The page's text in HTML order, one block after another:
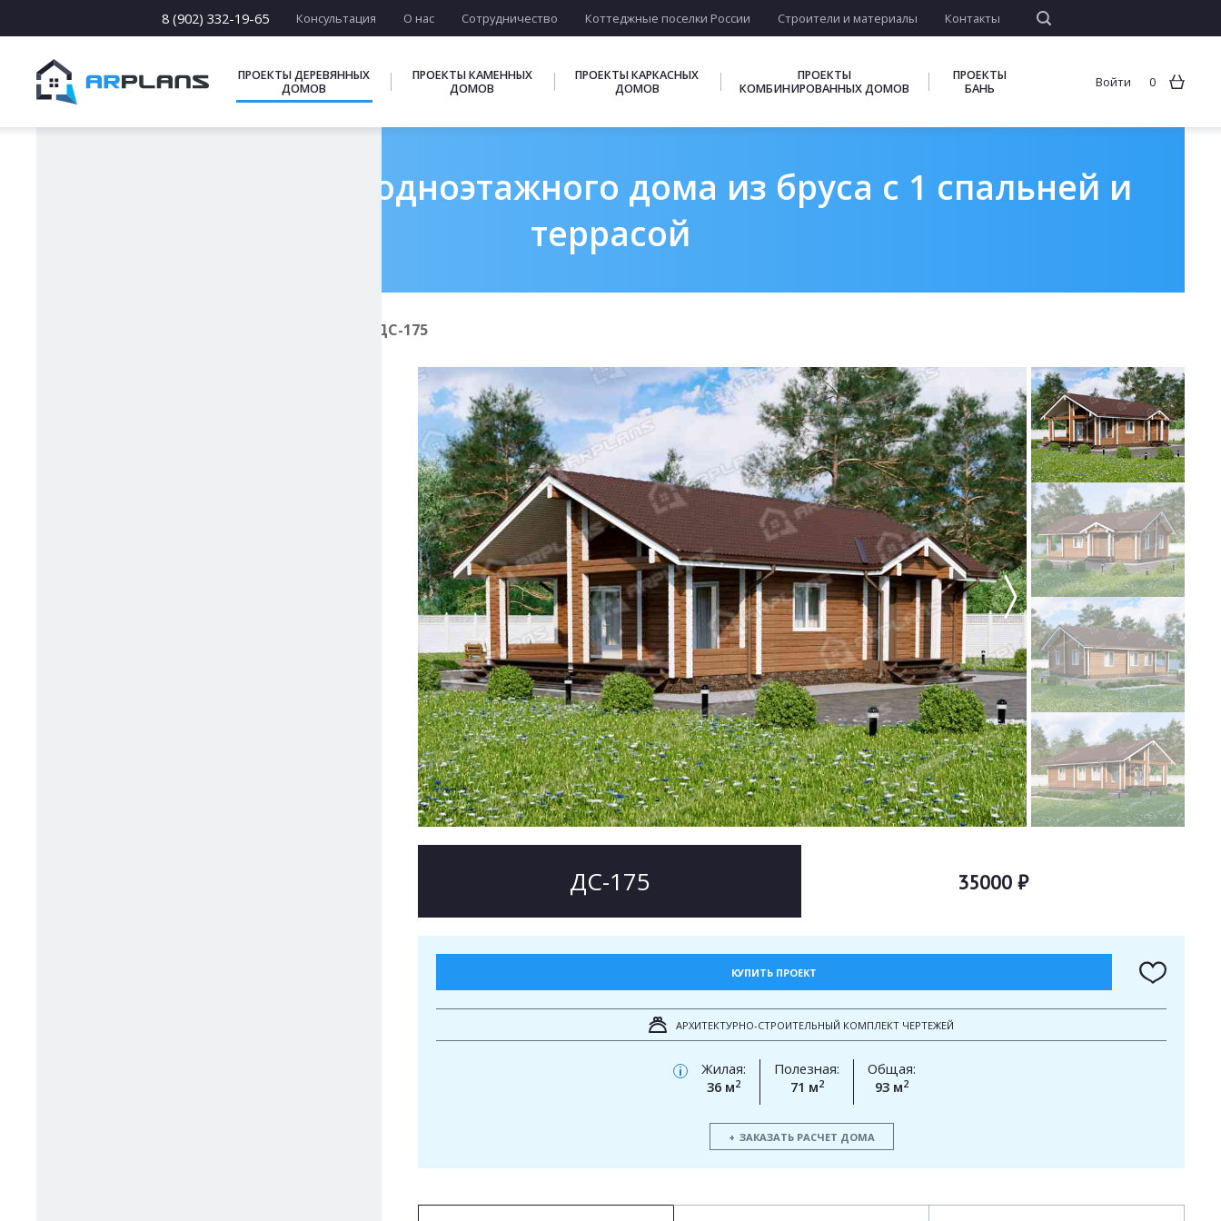
8 (902) 332-19-65 Консультация О нас Сотрудничество Коттеджные поселки России Строители и материалы Контакты
ПРОЕКТЫ ДЕРЕВЯННЫХ
ДОМОВ
ПРОЕКТЫ КАМЕННЫХ
ДОМОВ
ПРОЕКТЫ КАРКАСНЫХ
ДОМОВ
ПРОЕКТЫ
КОМБИНИРОВАННЫХ ДОМОВ
ПРОЕКТЫ
БАНЬ
Войти 0
Готовый проект одноэтажного дома из бруса с 1 спальней и
террасой
ДС-175
15 х [15-23]
16 х [16-20]
ПОДБОРКИ
ДС-175 35000 ₽
КУПИТЬ ПРОЕКТ
АРХИТЕКТУРНО-СТРОИТЕЛЬНЫЙ КОМПЛЕКТ ЧЕРТЕЖЕЙ
i
Жилая:
36 м2
Полезная:
71 м2
Общая:
93 м2
ЗАКАЗАТЬ РАСЧЕТ ДОМА